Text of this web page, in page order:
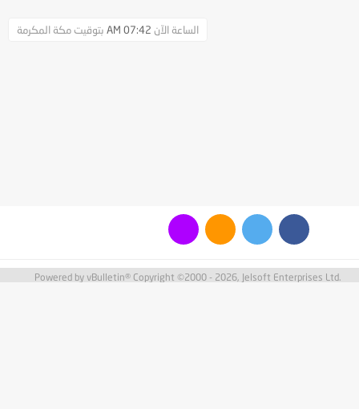
الساعة الآن 07:42 AM بتوقيت مكة المكرمة
Powered by vBulletin® Copyright ©2000 - 2026, Jelsoft Enterprises Ltd.